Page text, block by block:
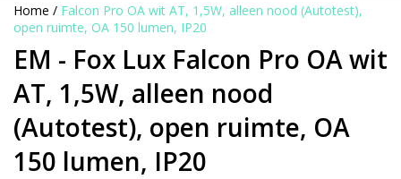
Home / Falcon Pro OA wit AT, 1,5W, alleen nood (Autotest),
open ruimte, OA 150 lumen, IP20
EM - Fox Lux Falcon Pro OA wit
AT, 1,5W, alleen nood
(Autotest), open ruimte, OA
150 lumen, IP20